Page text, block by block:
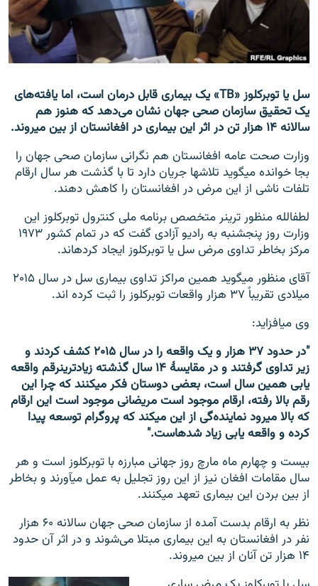
صفحه پشتو
به ما بپیوندید
همۀ سایت‌های رادیو آزادی/ رادیو اروپای آزاد
سل یا توبرکلوز «TB» یک بیماری قابل درمان است، اما یافته‌های
یک تحقیق سازمان صحی جهان نشان می‌دهد که هنوز هم
سالانه ۱۴ هزار تن در اثر این بیماری در افغانستان از بین می‎روند.
وزارت صحت عامه افغانستان هم نگرانی سازمان صحی جهان را
بجا خوانده می‎گوید تلاش‎ها جریان دارد تا با گذشت هر سال ارقام
تلفات ناشی از این مرض در افغانستان را کاهش دهند.
لطف‎الله منظور ترینر متخصص برنامه ملی کنترول توبرکلوز این
وزارت روز پنجشنبه به رادیو آزادی گفت که در تمام کشور ۱۹۷۳
مرکز بخاطر تداوی مرض سل یا توبرکلوز ایجاد کرده‎اند.
آقای منظور می‎گوید همین مراکز تداوی بیماری سل در سال ۲۰۱۵
میلادی تقریباً ۳۷ هزار واقعات توبرکلوز را ثبت کرده اند.
وی می‎افزاید:
"در حدود ۳۷ هزار و یک واقعه را در سال ۲۰۱۵ کشف کردند و
زیر تداوی گرفتند و در مقایسۀ ۱۴ سال گذشته زیادترینرقم واقعه
یابی همین سال است، بعضی دوستان فکر می‎کنند که چرا این
رقم بالا رفته، ارقام موجود است مریضانی موجود است این ارقام
که بالا می‎رود نماینده‌گی از این می‎کند که پروگرام توسعه پیدا
کرده و واقعه یابی زیاد شده‎است."
بیست و چهارم ماه مارچ روز جهانی مبارزه با توبرکلوز است و هر
سال مقامات افغان نیز از این روز تجلیل به عمل می‎آورند و بخاطر
از بین بردن این بیماری تعهد می‎کنند.
نظر به ارقام بدست آمده از سازمان صحی جهان سالانه ۶۰ هزار
نفر در افغانستان به این بیماری مبتلا می‌شوند و در اثر آن حدود
۱۴ هزار تن آنان از بین می‎روند.